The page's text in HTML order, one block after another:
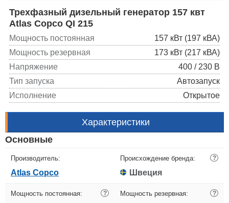
Трехфазный дизельный генератор 157 квт
Atlas Copco QI 215
Мощность постоянная
157 кВт (197 кВА)
Мощность резервная
173 кВт (217 кВА)
Напряжение
400 / 230 В
Тип запуска
Автозапуск
Исполнение
Открытое
Характеристики
Основные
Производитель:
Atlas Copco
Происхождение бренда: ?
Швеция
Мощность постоянная: ? Мощность резервная: ?